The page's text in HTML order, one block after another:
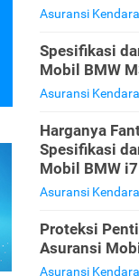
Asuransi
Spesifikasi
Mobil BMW
Asuransi
Harganya
Spesifikasi
Mobil BMW
Asuransi
Proteksi
Asuransi
Asuransi